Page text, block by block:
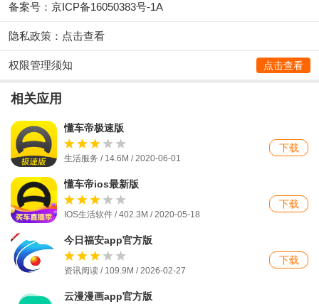
备案号：京ICP备16050383号-1A
隐私政策： 点击查看
权限管理须知 点击查看
相关应用
懂车帝极速版
生活服务 / 14.6M / 2020-06-01
下载
懂车帝ios最新版
IOS生活软件 / 402.3M / 2020-05-18
下载
今日福安app官方版
资讯阅读 / 109.9M / 2026-02-27
下载
云漫漫画app官方版